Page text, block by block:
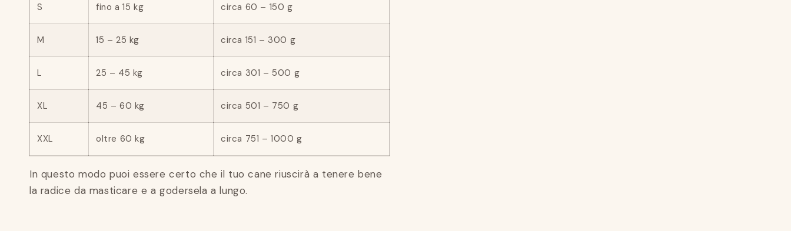
S fino a 15 kg circa 60 – 150 g
M 15 – 25 kg circa 151 – 300 g
L 25 – 45 kg circa 301 – 500 g
XL 45 – 60 kg circa 501 – 750 g
XXL oltre 60 kg circa 751 – 1000 g
In questo modo puoi essere certo che il tuo cane riuscirà a tenere bene
la radice da masticare e a godersela a lungo.